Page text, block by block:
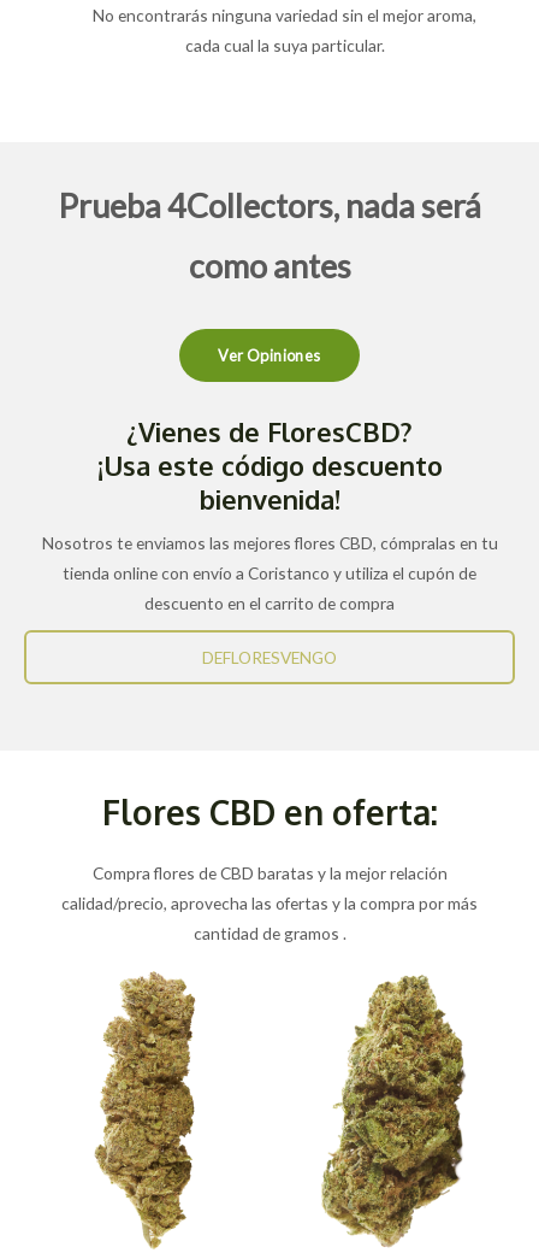
No encontrarás ninguna variedad sin el mejor aroma,
cada cual la suya particular.
Prueba 4Collectors, nada será
como antes
Ver Opiniones
¿Vienes de FloresCBD?
¡Usa este código descuento
bienvenida!
Nosotros te enviamos las mejores flores CBD, cómpralas en tu
tienda online con envío a Coristanco y utiliza el cupón de
descuento en el carrito de compra
DEFLORESVENGO
Flores CBD en oferta:
Compra flores de CBD baratas y la mejor relación
calidad/precio, aprovecha las ofertas y la compra por más
cantidad de gramos .